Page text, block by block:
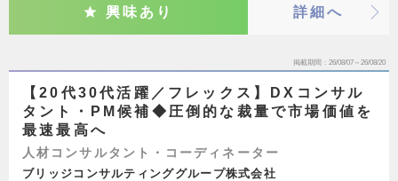
興味あり 詳細へ
掲載期間 26/08/07～26/08/20
【20代30代活躍／フレックス】DXコンサル
タント・PM候補◆圧倒的な裁量で市場価値を
最速最高へ
人材コンサルタント・コーディネーター
ブリッジコンサルティンググループ株式会社